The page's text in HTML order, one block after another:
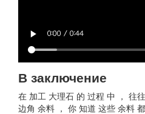
В заключение
在 加工 大理石 的 过程 中 ， 往
边角 余料 ， 你 知道 这些 余料